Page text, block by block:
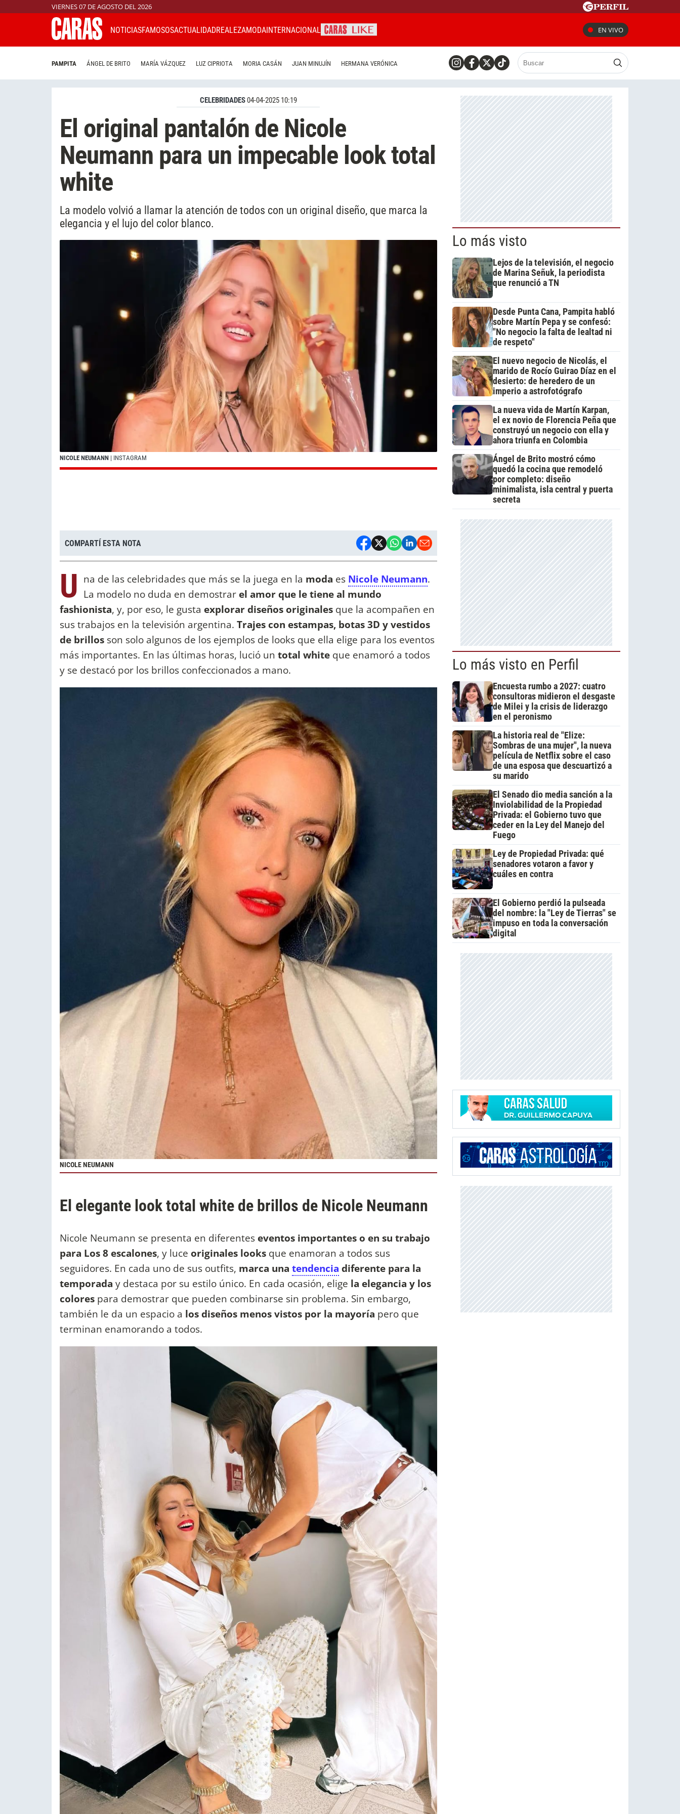
VIERNES 07 DE AGOSTO DEL 2026
NOTICIASFAMOSOSACTUALIDADREALEZAMODAINTERNACIONAL EN VIVO
PAMPITA ÁNGEL DE BRITO MARÍA VÁZQUEZ LUZ CIPRIOTA MORIA CASÁN JUAN MINUJÍN HERMANA VERÓNICA
CELEBRIDADES04-04-2025 10:19
El original pantalón de Nicole
Neumann para un impecable look total
white
La modelo volvió a llamar la atención de todos con un original diseño, que marca la
elegancia y el lujo del color blanco.
NICOLE NEUMANN | INSTAGRAM
COMPARTÍ ESTA NOTA
U na de las celebridades que más se la juega en la moda es Nicole Neumann.
La modelo no duda en demostrar el amor que le tiene al mundo
fashionista, y, por eso, le gusta explorar diseños originales que la acompañen en
sus trabajos en la televisión argentina. Trajes con estampas, botas 3D y vestidos
de brillos son solo algunos de los ejemplos de looks que ella elige para los eventos
más importantes. En las últimas horas, lució un total white que enamoró a todos
y se destacó por los brillos confeccionados a mano.
NICOLE NEUMANN
El elegante look total white de brillos de Nicole Neumann
Nicole Neumann se presenta en diferentes eventos importantes o en su trabajo
para Los 8 escalones, y luce originales looks que enamoran a todos sus
seguidores. En cada uno de sus outfits, marca una tendencia diferente para la
temporada y destaca por su estilo único. En cada ocasión, elige la elegancia y los
colores para demostrar que pueden combinarse sin problema. Sin embargo,
también le da un espacio a los diseños menos vistos por la mayoría pero que
terminan enamorando a todos.
Lo más visto
Lejos de la televisión, el negocio
de Marina Señuk, la periodista
que renunció a TN
Desde Punta Cana, Pampita habló
sobre Martín Pepa y se confesó:
"No negocio la falta de lealtad ni
de respeto"
El nuevo negocio de Nicolás, el
marido de Rocío Guirao Díaz en el
desierto: de heredero de un
imperio a astrofotógrafo
La nueva vida de Martín Karpan,
el ex novio de Florencia Peña que
construyó un negocio con ella y
ahora triunfa en Colombia
Ángel de Brito mostró cómo
quedó la cocina que remodeló
por completo: diseño
minimalista, isla central y puerta
secreta
Lo más visto en Perfil
Encuesta rumbo a 2027: cuatro
consultoras midieron el desgaste
de Milei y la crisis de liderazgo
en el peronismo
La historia real de "Elize:
Sombras de una mujer", la nueva
película de Netflix sobre el caso
de una esposa que descuartizó a
su marido
El Senado dio media sanción a la
Inviolabilidad de la Propiedad
Privada: el Gobierno tuvo que
ceder en la Ley del Manejo del
Fuego
Ley de Propiedad Privada: qué
senadores votaron a favor y
cuáles en contra
El Gobierno perdió la pulseada
del nombre: la "Ley de Tierras" se
impuso en toda la conversación
digital